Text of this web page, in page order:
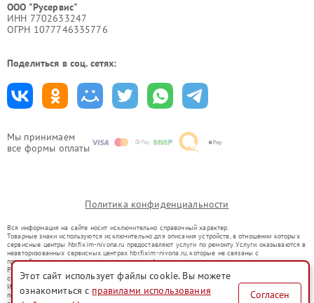
Мы принимаем
все формы оплаты
ООО "Русервис"
ИНН 7702633247
ОГРН 1077746335776
Поделиться в соц. сетях:
Политика конфиденциальности
Вся информация на сайте носит исключительно справочный характер.
Товарные знаки используются исключительно для описания устройств, в отношении которых
сервисные центры hbr.fixim-nivona.ru предоставляют услуги по ремонту. Услуги оказываются в
неавторизованных сервисных центрах hbr.fixim-nivona.ru, которые не связаны с
правообладателями товарных знаков или их официальными представителями.
Ремонт осуществляется для устройств, уже введенных в гражданский оборот в соответствии
со статьей 1487 ГК РФ.
Использование товарных знаков не преследует цели индивидуализации услуг или введения
потребителей в заблуждение, а служит для информирования о предоставляемых услугах по
Этот сайт использует файлы cookie. Вы можете
ознакомиться с правилами использования
Согласен